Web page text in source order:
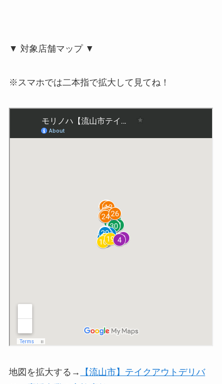
▼ 対象店舗マップ ▼
※スマホでは二本指で拡大して見てね！
地図を拡大する→
【流山市】テイクアウトデリバ